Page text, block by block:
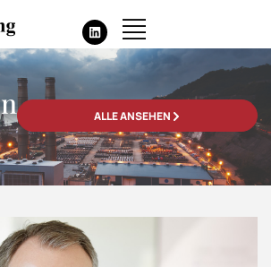
ALLE ANSEHEN